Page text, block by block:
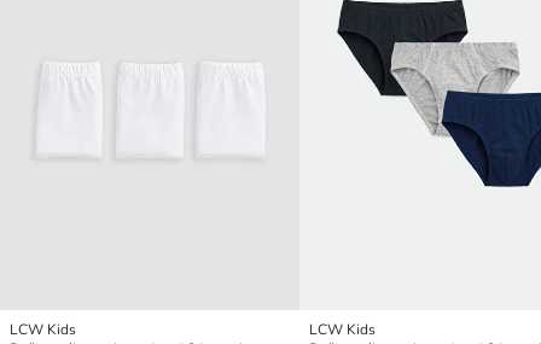
LCW Kids
LCW Kids